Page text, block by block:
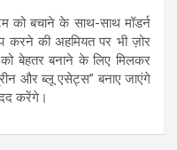
को बचाने के साथ-साथ मॉडर्न
करने की अहमियत पर भी ज़ोर
बेहतर बनाने के लिए मिलकर
और ब्लू एसेट्स” बनाए जाएंगे
करेंगे।